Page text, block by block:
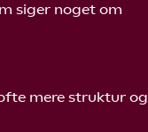
siger noget om
mere struktur og